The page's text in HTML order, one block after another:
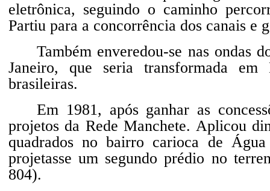
eletrônica, seguindo o caminho
Partiu para a concorrência dos canais e
Também enveredou-se nas ondas
Janeiro, que seria transformada
brasileiras.
Em 1981, após ganhar as
projetos da Rede Manchete. Aplicou
quadrados no bairro carioca de
projetasse um segundo prédio no
804).